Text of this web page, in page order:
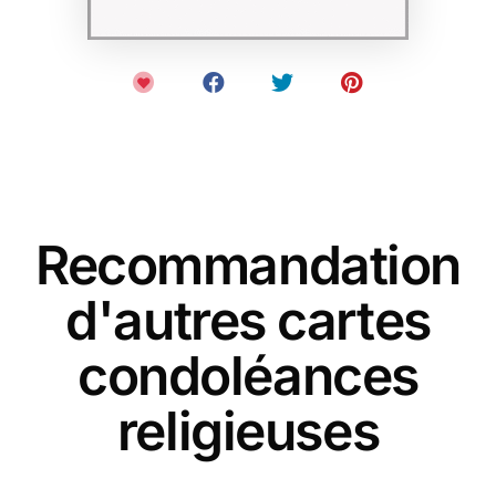
Recommandation
d'autres cartes
condoléances
religieuses